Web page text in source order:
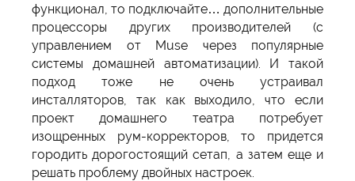
функционал, то подключайте… дополнительные
процессоры других производителей (с
управлением от Muse через популярные
системы домашней автоматизации). И такой
подход тоже не очень устраивал
инсталляторов, так как выходило, что если
проект домашнего театра потребует
изощренных рум-корректоров, то придется
городить дорогостоящий сетап, а затем еще и
решать проблему двойных настроек.